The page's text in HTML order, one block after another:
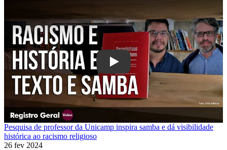
Play
Pesquisa de professor da Unicamp inspira samba e dá visibilidade
histórica ao racismo religioso
26 fev 2024